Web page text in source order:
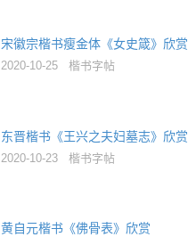
宋徽宗楷书瘦金体《女史箴》欣赏
2020-10-25 楷书字帖
东晋楷书《王兴之夫妇墓志》欣赏
2020-10-23 楷书字帖
黄自元楷书《佛骨表》欣赏